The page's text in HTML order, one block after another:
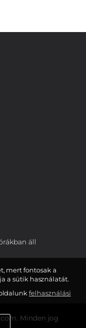
áll
Minden jog
mert fontosak a
a sütik használatát.
felhasználási